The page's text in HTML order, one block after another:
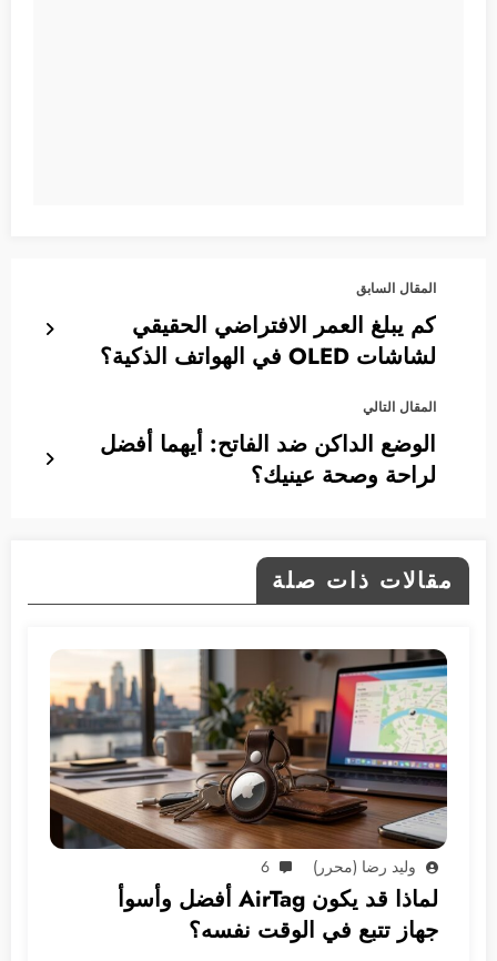
المقال السابق
كم يبلغ العمر الافتراضي الحقيقي
لشاشات OLED في الهواتف الذكية؟
المقال التالي
الوضع الداكن ضد الفاتح: أيهما أفضل
لراحة وصحة عينيك؟
مقالات ذات صلة
وليد رضا (محرر) 6
لماذا قد يكون AirTag أفضل وأسوأ
جهاز تتبع في الوقت نفسه؟